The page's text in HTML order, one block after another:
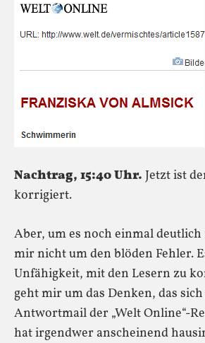
Nachtrag, 15:40 Uhr. Jetzt ist
korrigiert.
Aber, um es noch einmal deutlich
mir nicht um den blöden Fehler.
Unfähigkeit, mit den Lesern zu
geht mir um das Denken, das
Antwortmail der „Welt Online“-
hat irgendwer anscheinend